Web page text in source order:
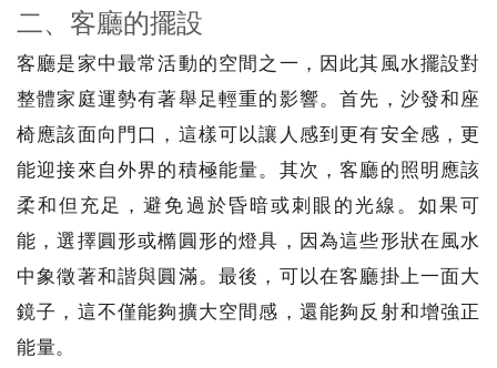
二、客廳的擺設
客廳是家中最常活動的空間之一，因此其風水擺設對
整體家庭運勢有著舉足輕重的影響。首先，沙發和座
椅應該面向門口，這樣可以讓人感到更有安全感，更
能迎接來自外界的積極能量。其次，客廳的照明應該
柔和但充足，避免過於昏暗或刺眼的光線。如果可
能，選擇圓形或橢圓形的燈具，因為這些形狀在風水
中象徵著和諧與圓滿。最後，可以在客廳掛上一面大
鏡子，這不僅能夠擴大空間感，還能夠反射和增強正
能量。